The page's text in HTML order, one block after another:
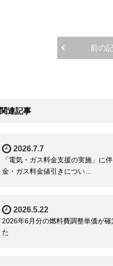
前の
関連記事
2026.7.7
「電気・ガス料金支援の実施」に
金・ガス料金値引きについ…
2026.5.22
2026年6月分の燃料費調整単価が確
た